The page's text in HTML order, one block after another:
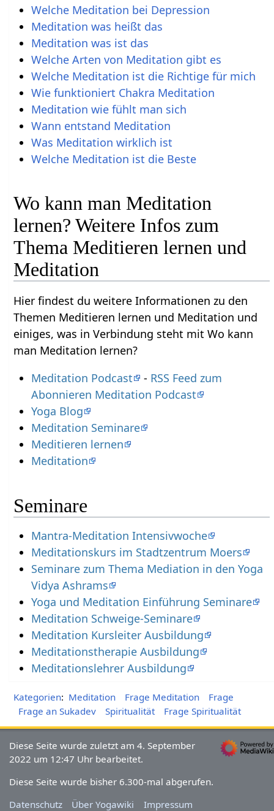
Welche Meditation bei Depression
Meditation was heißt das
Meditation was ist das
Welche Arten von Meditation gibt es
Welche Meditation ist die Richtige für mich
Wie funktioniert Chakra Meditation
Meditation wie fühlt man sich
Wann entstand Meditation
Was Meditation wirklich ist
Welche Meditation ist die Beste
Wo kann man Meditation
lernen? Weitere Infos zum
Thema Meditieren lernen und
Meditation
Hier findest du weitere Informationen zu den
Themen Meditieren lernen und Meditation und
einiges, was in Verbindung steht mit Wo kann
man Meditation lernen?
Meditation Podcast
- RSS Feed zum
Abonnieren Meditation Podcast
Yoga Blog
Meditation Seminare
Meditieren lernen
Meditation
Seminare
Mantra-Meditation Intensivwoche
Meditationskurs im Stadtzentrum Moers
Seminare zum Thema Mediation in den Yoga
Vidya Ashrams
Yoga und Meditation Einführung Seminare
Meditation Schweige-Seminare
Meditation Kursleiter Ausbildung
Meditationstherapie Ausbildung
Meditationslehrer Ausbildung
Kategorien: Meditation Frage Meditation
Frage
Frage an Sukadev
Spiritualität Frage Spiritualität
Diese Seite wurde zuletzt am 4. September
2022 um 12:47 Uhr bearbeitet.
Diese Seite wurde bisher 6.300-mal abgerufen.
Datenschutz
Über Yogawiki Impressum